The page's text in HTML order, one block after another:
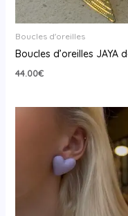
Boucles d'oreilles
Boucles d’oreilles JAYA
44.00€